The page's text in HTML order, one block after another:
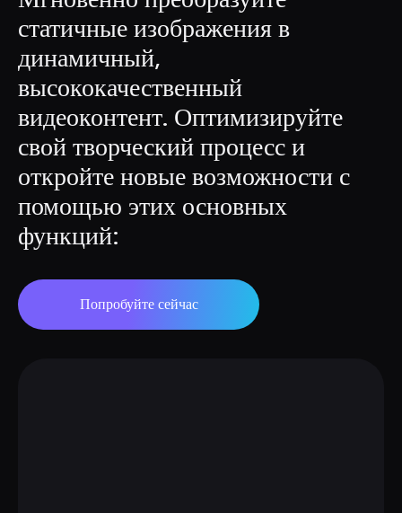
статичные изображения в
динамичный,
высококачественный
видеоконтент. Оптимизируйте
свой творческий процесс и
откройте новые возможности с
помощью этих основных
функций:
Попробуйте сейчас